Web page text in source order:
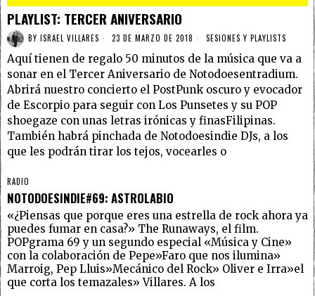
PLAYLIST: TERCER ANIVERSARIO
BY ISRAEL VILLARES 23 DE MARZO DE 2018 SESIONES Y PLAYLISTS
Aquí tienen de regalo 50 minutos de la música que va a
sonar en el Tercer Aniversario de Notodoesentradium.
Abrirá nuestro concierto el PostPunk oscuro y evocador
de Escorpio para seguir con Los Punsetes y su POP
shoegaze con unas letras irónicas y finasFilipinas.
También habrá pinchada de Notodoesindie DJs, a los
que les podrán tirar los tejos, vocearles o
RADIO
NOTODOESINDIE#69: ASTROLABIO
«¿Piensas que porque eres una estrella de rock ahora ya
puedes fumar en casa?» The Runaways, el film.
POPgrama 69 y un segundo especial «Música y Cine»
con la colaboración de Pepe»Faro que nos ilumina»
Marroig, Pep Lluis»Mecánico del Rock» Oliver e Irra»el
que corta los temazales» Villares. A los